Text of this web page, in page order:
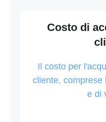
Costo di
Il costo per
cliente, comprese
e di